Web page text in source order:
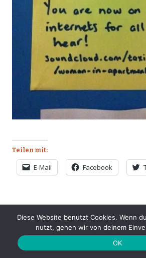
Teilen mit:
E-Mail Facebook
Diese Website benutzt Cookies. Wenn
nutzt, gehen wir von deinem
OK